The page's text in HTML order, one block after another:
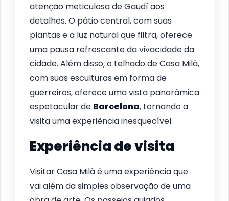
atenção meticulosa de Gaudí aos
detalhes. O pátio central, com suas
plantas e a luz natural que filtra, oferece
uma pausa refrescante da vivacidade da
cidade. Além disso, o telhado de Casa Milà,
com suas esculturas em forma de
guerreiros, oferece uma vista panorâmica
espetacular de Barcelona, tornando a
visita uma experiência inesquecível.
Experiência de visita
Visitar Casa Milà é uma experiência que
vai além da simples observação de uma